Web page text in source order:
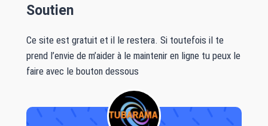
Soutien
Ce site est gratuit et il le restera. Si toutefois il te
prend l’envie de m’aider à le maintenir en ligne tu peux le
faire avec le bouton dessous